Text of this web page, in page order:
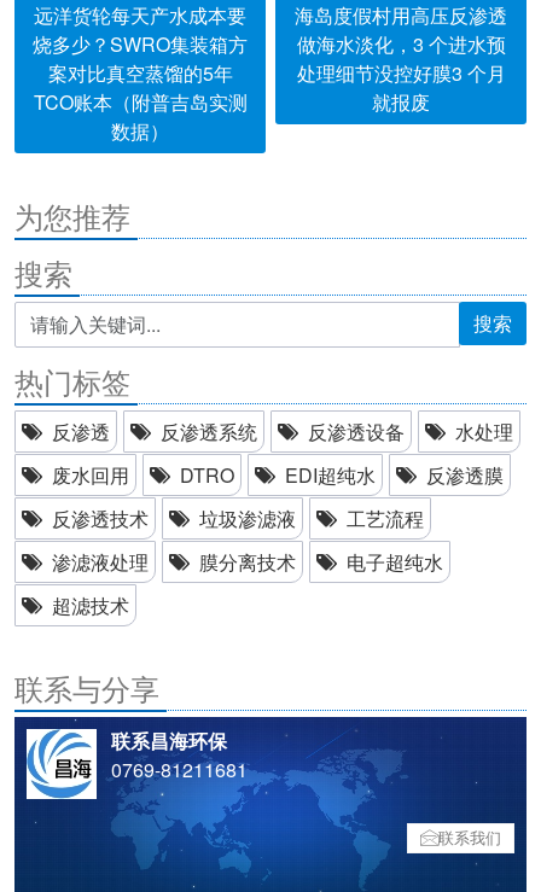
远洋货轮每天产水成本要
烧多少？SWRO集装箱方
案对比真空蒸馏的5年
TCO账本（附普吉岛实测
数据）
海岛度假村用高压反渗透
做海水淡化，3 个进水预
处理细节没控好膜3 个月
就报废
为您推荐
搜索
搜索
热门标签
反渗透 反渗透系统 反渗透设备
水处理
废水回用
DTRO EDI超纯水
反渗透膜
反渗透技术
垃圾渗滤液
工艺流程
渗滤液处理
膜分离技术
电子超纯水
超滤技术
联系与分享
联系昌海环保
0769-81211681
联系我们